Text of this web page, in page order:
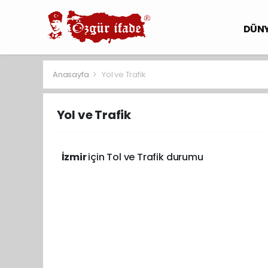
Anasayfa Yol ve Trafik
Yol ve Trafik
İzmiriçin Tol ve Trafik durumu